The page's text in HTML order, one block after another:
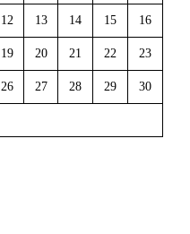
12 13 14 15 16
19 20 21 22 23
26 27 28 29 30